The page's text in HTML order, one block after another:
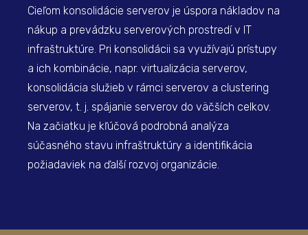
Cieľom konsolidácie serverov je úspora nákladov na
nákup a prevádzku serverových prostredí v IT
infraštruktúre. Pri konsolidácii sa využívajú prístupy
a ich kombinácie, napr. virtualizácia serverov,
konsolidácia služieb v rámci serverov a clustering
serverov, t. j. spájanie serverov do väčších celkov.
Na začiatku je kľúčová podrobná analýza
súčasného stavu infraštruktúry a identifikácia
požiadaviek na ďalší rozvoj organizácie.